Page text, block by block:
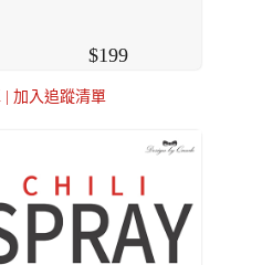
199
加入追蹤清單